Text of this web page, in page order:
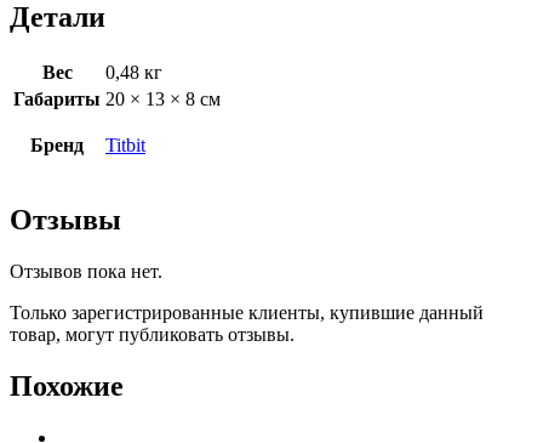
Детали
Вес
0,48 кг
Габариты 20 × 13 × 8 см
Бренд Titbit
Отзывы
Отзывов пока нет.
Только зарегистрированные клиенты, купившие данный
товар, могут публиковать отзывы.
Похожие